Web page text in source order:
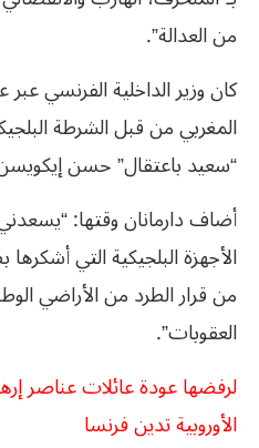
من العدالة”.
كان وزير الداخلية الفرنسي
المغربي من قبل الشرطة
“سعيد باعتقال” حسن
أضاف دارمانان وقتها:
الأجهزة البلجيكية التي
من قرار الطرد من الأراضي
العقوبات”.
لرفضها عودة عائلات عناصر
الأوروبية تدين فرنسا